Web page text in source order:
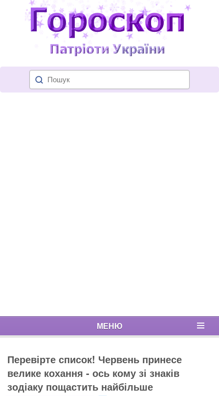
МЕНЮ
Перевірте список! Червень принесе
велике кохання - ось кому зі знаків
зодіаку пощастить найбільше